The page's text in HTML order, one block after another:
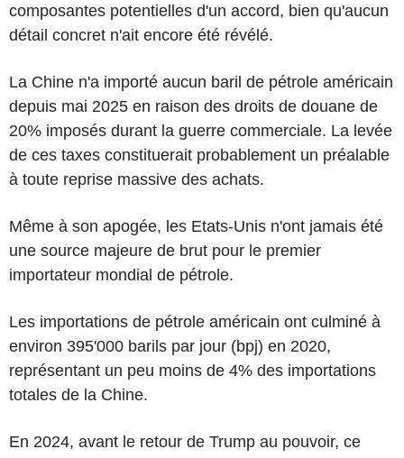
composantes potentielles d'un accord, bien qu'aucun
détail concret n'ait encore été révélé.
La Chine n'a importé aucun baril de pétrole américain
depuis mai 2025 en raison des droits de douane de
20% imposés durant la guerre commerciale. La levée
de ces taxes constituerait probablement un préalable
à toute reprise massive des achats.
Même à son apogée, les Etats-Unis n'ont jamais été
une source majeure de brut pour le premier
importateur mondial de pétrole.
Les importations de pétrole américain ont culminé à
environ 395'000 barils par jour (bpj) en 2020,
représentant un peu moins de 4% des importations
totales de la Chine.
En 2024, avant le retour de Trump au pouvoir, ce